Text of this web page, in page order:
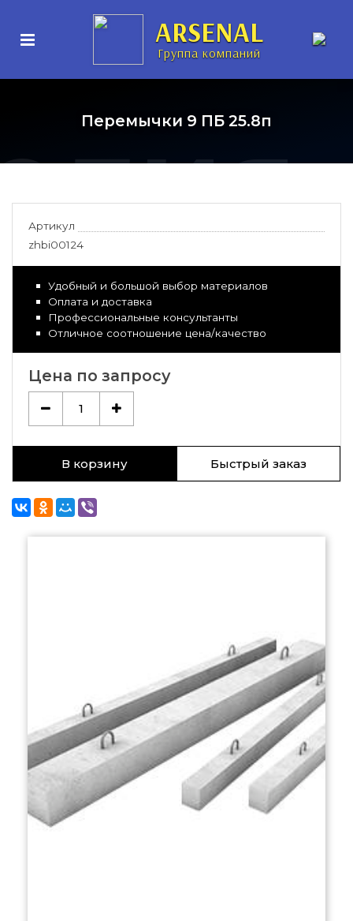
ARSENAL
Группа компаний
Перемычки 9 ПБ 25.8п
Артикул
zhbi00124
Удобный и большой выбор материалов
Оплата и доставка
Профессиональные консультанты
Отличное соотношение цена/качество
Цена по запросу
1
В корзину Быстрый заказ